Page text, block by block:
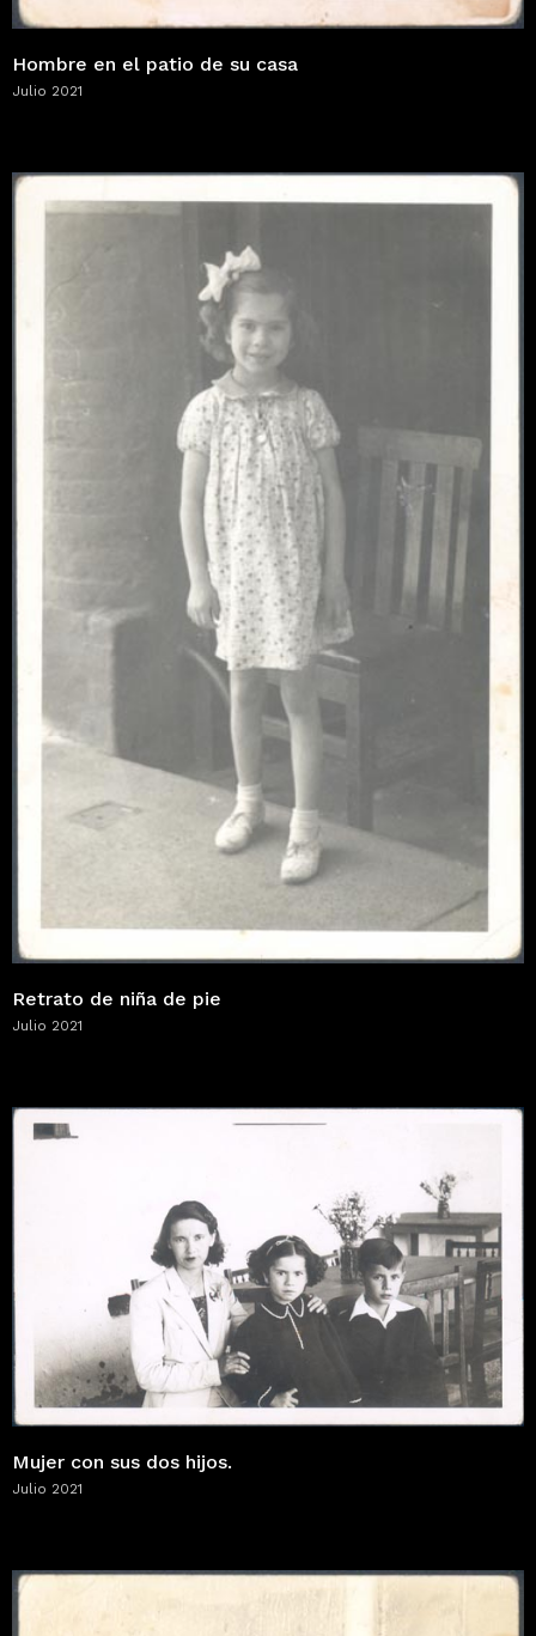
Hombre en el patio de su casa
Julio 2021
Retrato de niña de pie
Julio 2021
Mujer con sus dos hijos.
Julio 2021